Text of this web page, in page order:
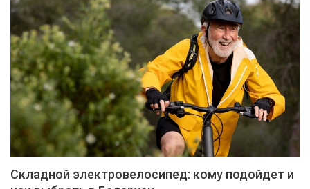
Складной электровелосипед: кому подойдет и